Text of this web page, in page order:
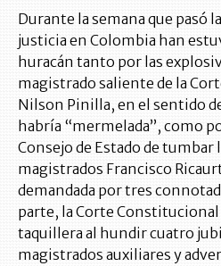
Durante la semana que pasó
justicia en Colombia han
huracán tanto por las
magistrado saliente de la
Nilson Pinilla, en el sentido
habría “mermelada”, como
Consejo de Estado de tumbar
magistrados Francisco
demandada por tres
parte, la Corte Constitucional
taquillera al hundir cuatro
magistrados auxiliares y